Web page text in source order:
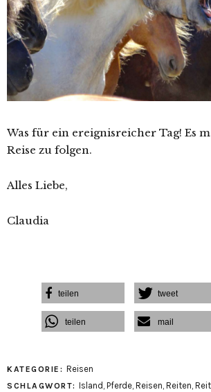
Was für ein ereignisreicher Tag! Es
Reise zu folgen.
Alles Liebe,
Claudia
teilen tweet
teilen mail
KATEGORIE: Reisen
SCHLAGWORT: Island , Pferde, Reisen, Reiten,